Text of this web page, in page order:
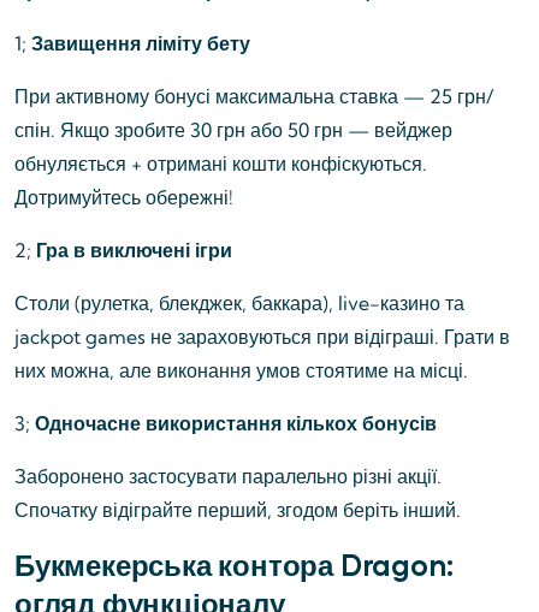
1; Завищення ліміту бету
При активному бонусі максимальна ставка — 25 грн/
спін. Якщо зробите 30 грн або 50 грн — вейджер
обнуляється + отримані кошти конфіскуються.
Дотримуйтесь обережні!
2; Гра в виключені ігри
Столи (рулетка, блекджек, баккара), live-казино та
jackpot games не зараховуються при відіграші. Грати в
них можна, але виконання умов стоятиме на місці.
3; Одночасне використання кількох бонусів
Заборонено застосувати паралельно різні акції.
Спочатку відіграйте перший, згодом беріть інший.
Букмекерська контора Dragon:
огляд функціоналу